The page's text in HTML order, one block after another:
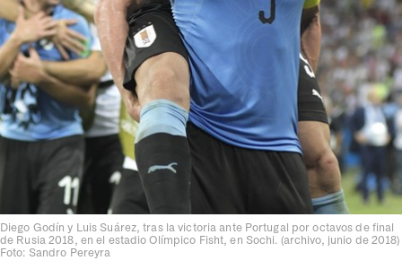
Diego Godín y Luis Suárez, tras la victoria ante Portugal por octavos de final
de Rusia 2018, en el estadio Olímpico Fisht, en Sochi. (archivo, junio de 2018)
Foto: Sandro Pereyra